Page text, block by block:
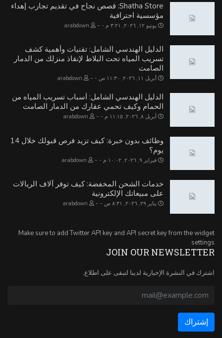
Shatha Store: قصص نجاح في تقديم تجارب إهداء
مؤسسية احترافية
يونيو ١٢, ٢٠٢٦, ٣:٢١ م -
الدليل الهندسي الشامل: تقنيات وأهمية كشف
تسريب المياه تحت البلاط لإنقاذ منزلك من الدمار
الصامت
أبريل ١١, ٢٠٢٦, ١١:٣٠ ص -
الدليل الهندسي الشامل: أسباب تسريب المياه من
الحمام وكيف تحمي عقارك من الدمار الصامت
أبريل ٨, ٢٠٢٦, ١١:١٥ م -
وظائف بدون خبرة: كيف تزيد فرص قبولك خلال 14
يوم؟
فبراير ٩, ٢٠٢٦, ١٠:٠٢ م -
خدمات الشحن المخفضة: كيف توفر آلاف الريالات
على مبيعاتك الإلكترونية
يناير ٢٩, ٢٠٢٦, ٨:٣١ ص -
Make sure to add Twitter API key and API secret key from the widget
settings
JOIN OUR NEWSLETTER
اشترك في النشرة الإخبارية لدينا لتبقى على اطلاع.